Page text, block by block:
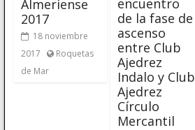
Almeriense
2017
18 noviembre
2017
Roquetas
de Mar
encuentro
de la fase de
ascenso
entre Club
Ajedrez
Indalo y Club
Ajedrez
Círculo
Mercantil